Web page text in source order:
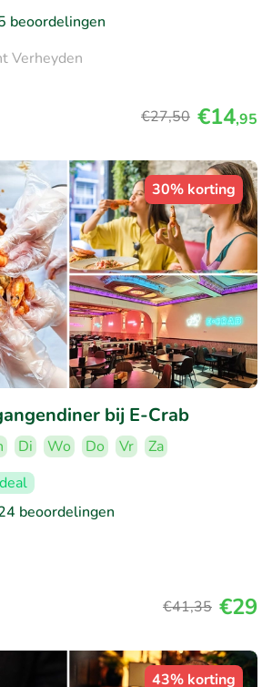
beoordelingen
Verheyden
€27,50 €14,95
30% korting
bij E-Crab
Di Wo Do Vr
Za
beoordelingen
€41,35 €29
43% korting